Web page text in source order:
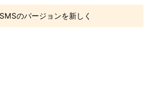
のバージョンを新しく